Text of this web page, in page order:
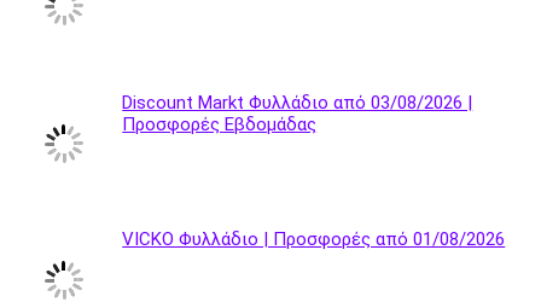
Discount Markt Φυλλάδιο από 03/08/2026 |
Προσφορές Εβδομάδας
VICKO Φυλλάδιο | Προσφορές από 01/08/2026